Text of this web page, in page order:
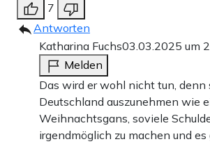
7
Antworten
Katharina Fuchs03.03.2025 um
Melden
Das wird er wohl nicht tun, denn
Deutschland auszunehmen wie
Weihnachtsgans, soviele
irgendmöglich zu machen und